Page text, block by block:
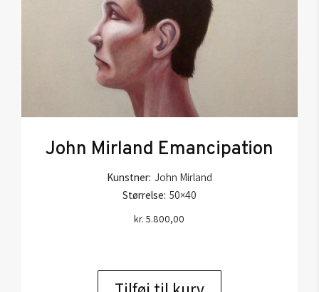
John Mirland Emancipation
Kunstner: John Mirland
Størrelse: 50×40
kr. 5.800,00